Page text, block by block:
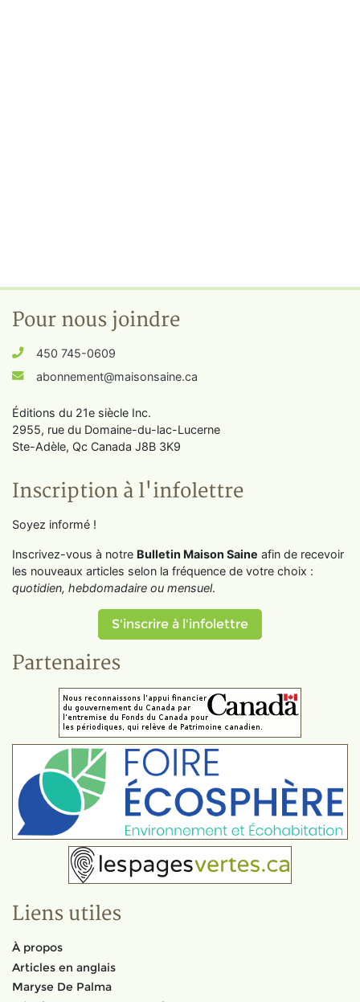
Pour nous joindre
450 745-0609
abonnement@maisonsaine.ca
Éditions du 21e siècle Inc.
2955, rue du Domaine-du-lac-Lucerne
Ste-Adèle, Qc Canada J8B 3K9
Inscription à l'infolettre
Soyez informé !
Inscrivez-vous à notre Bulletin Maison Saine afin de recevoir
les nouveaux articles selon la fréquence de votre choix :
quotidien, hebdomadaire ou mensuel.
S'inscrire à l'infolettre
Partenaires
Liens utiles
À propos
Articles en anglais
Maryse De Palma